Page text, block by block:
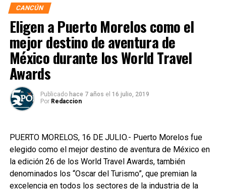
CANCÚN
Eligen a Puerto Morelos como el
mejor destino de aventura de
México durante los World Travel
Awards
Publicado hace 7 años el 16 julio, 2019
Por Redaccion
PUERTO MORELOS, 16 DE JULIO.- Puerto Morelos fue
elegido como el mejor destino de aventura de México en
la edición 26 de los World Travel Awards, también
denominados los “Oscar del Turismo”, que premian la
excelencia en todos los sectores de la industria de la